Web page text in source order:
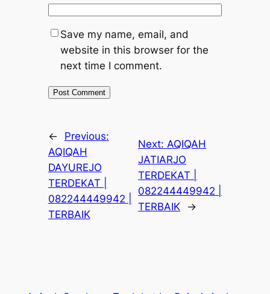
Save my name, email, and
website in this browser for the
next time I comment.
←
Previous:
AQIQAH
DAYUREJO
TERDEKAT |
082244449942 |
TERBAIK
Next: AQIQAH
JATIARJO
TERDEKAT |
082244449942 |
TERBAIK
→